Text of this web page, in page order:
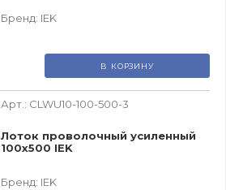
Бренд: IEK
В КОРЗИНУ
Арт.: CLWU10-100-500-3
Лоток проволочный усиленный
100х500 IEK
Бренд: IEK